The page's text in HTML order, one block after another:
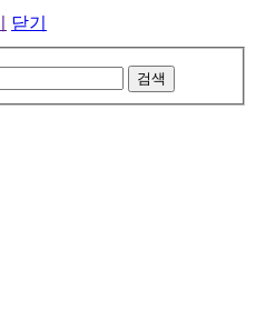
닫기
검색